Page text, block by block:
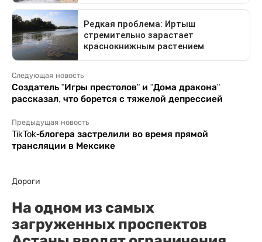
Следующая новость
Создатель "Игры престолов" и "Дома дракона"
рассказал, что борется с тяжелой депрессией
Предыдущая новость
TikTok-блогера застрелили во время прямой
трансляции в Мексике
Дороги
На одном из самых
загруженных проспектов